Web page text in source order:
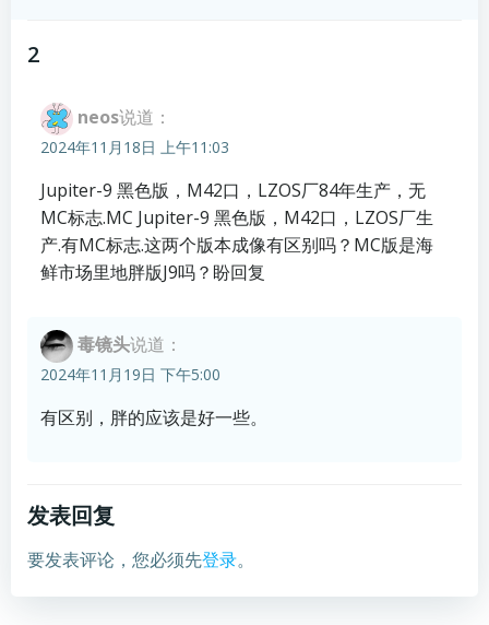
2
neos说道：
2024年11月18日 上午11:03
Jupiter-9 黑色版，M42口，LZOS厂84年生产，无
MC标志.MC Jupiter-9 黑色版，M42口，LZOS厂生
产.有MC标志.这两个版本成像有区别吗？MC版是海
鲜市场里地胖版J9吗？盼回复
毒镜头说道：
2024年11月19日 下午5:00
有区别，胖的应该是好一些。
发表回复
要发表评论，您必须先登录。